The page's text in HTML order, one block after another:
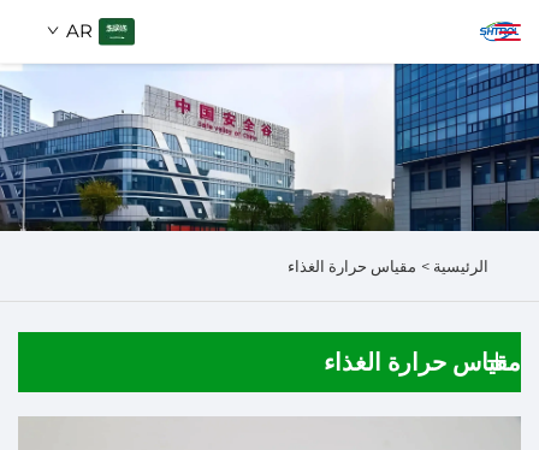
AR
من نحن
المنتجات
ابحث
الرئيسية > مقياس حرارة الغذاء
مقياس حرارة الغذاء